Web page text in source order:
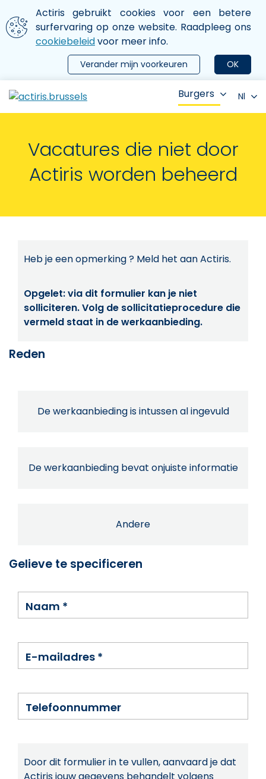
Aller au contenu principal
We gebruiken cookies
Actiris gebruikt cookies voor een betere
surfervaring op onze website. Raadpleeg ons
cookiebeleidvoor meer info.
OK
Verander mijn voorkeuren
le menu
Burgers Nl
Vacatures die niet door
Actiris worden beheerd
Heb je een opmerking ? Meld het aan Actiris.
Opgelet: via dit formulier kan je niet
solliciteren. Volg de sollicitatieprocedure die
vermeld staat in de werkaanbieding.
Reden
De werkaanbieding is intussen al ingevuld
De werkaanbieding bevat onjuiste informatie
Andere
Gelieve te specificeren
Naam *
E-mailadres *
Telefoonnummer
Door dit formulier in te vullen, aanvaard je dat